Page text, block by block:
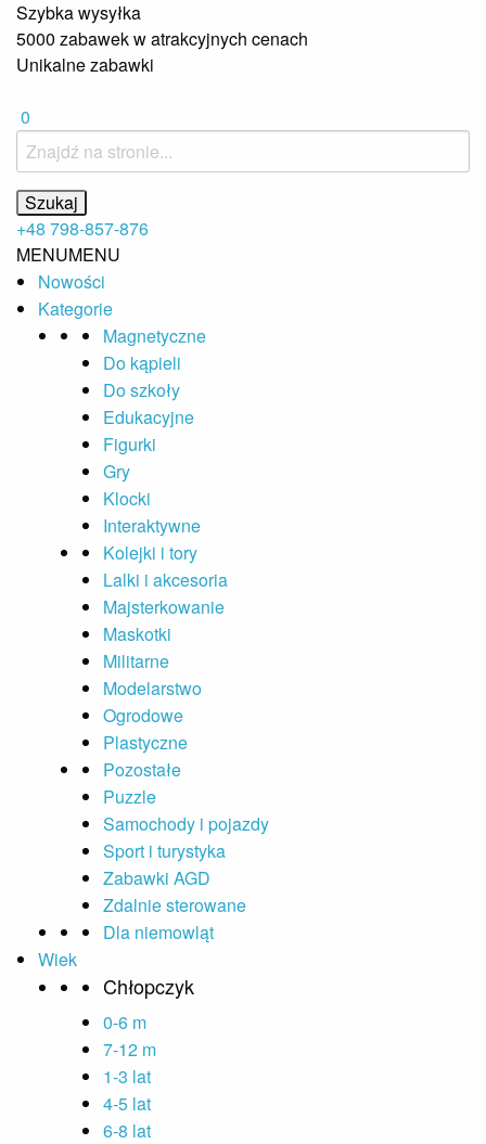
Szybka wysyłka
5000 zabawek w atrakcyjnych cenach
Unikalne zabawki
0
+48 798-857-876
MENUMENU
Nowości
Kategorie
Magnetyczne
Do kąpieli
Do szkoły
Edukacyjne
Figurki
Gry
Klocki
Interaktywne
Kolejki i tory
Lalki i akcesoria
Majsterkowanie
Maskotki
Militarne
Modelarstwo
Ogrodowe
Plastyczne
Pozostałe
Puzzle
Samochody i pojazdy
Sport i turystyka
Zabawki AGD
Zdalnie sterowane
Dla niemowląt
Wiek
Chłopczyk
0-6 m
7-12 m
1-3 lat
4-5 lat
6-8 lat